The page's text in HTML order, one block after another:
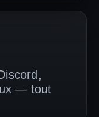
— tout